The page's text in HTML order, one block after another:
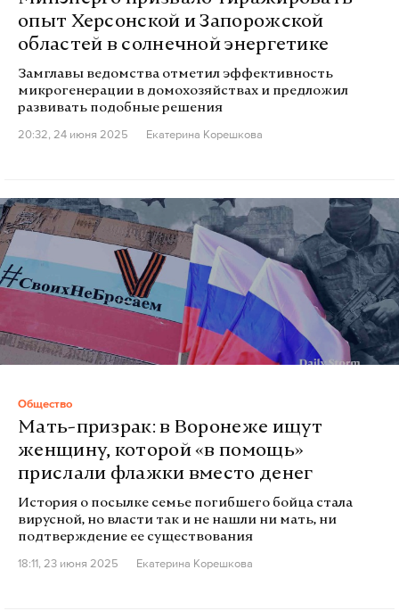
опыт Херсонской и Запорожской
областей в солнечной энергетике
Замглавы ведомства отметил эффективность
микрогенерации в домохозяйствах и предложил
развивать подобные решения
20:32, 24 июня 2025
Екатерина Корешкова
Общество
Мать-призрак: в Воронеже ищут
женщину, которой «в помощь»
прислали флажки вместо денег
История о посылке семье погибшего бойца стала
вирусной, но власти так и не нашли ни мать, ни
подтверждение ее существования
18:11, 23 июня 2025
Екатерина Корешкова